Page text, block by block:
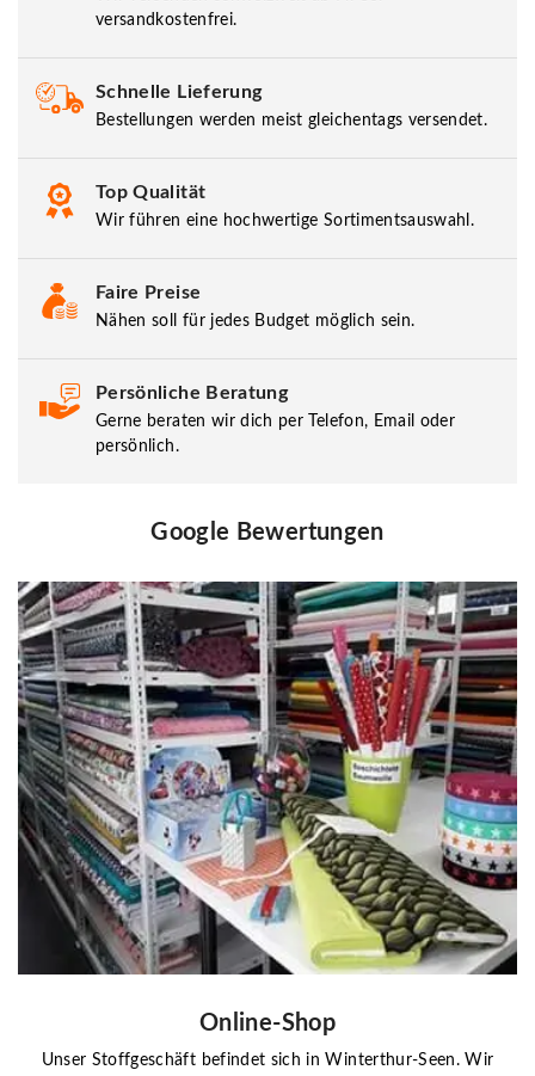
versandkostenfrei.
Schnelle Lieferung
Bestellungen werden meist gleichentags versendet.
Top Qualität
Wir führen eine hochwertige Sortimentsauswahl.
Faire Preise
Nähen soll für jedes Budget möglich sein.
Persönliche Beratung
Gerne beraten wir dich per Telefon, Email oder
persönlich.
Google Bewertungen
Online-Shop
Unser Stoffgeschäft befindet sich in Winterthur-Seen. Wir